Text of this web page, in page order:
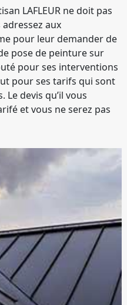
LAFLEUR ne doit pas
aux
pour leur demander de
pose de peinture sur
pour ses interventions
pour ses tarifs qui sont
Le devis qu’il vous
et vous ne serez pas